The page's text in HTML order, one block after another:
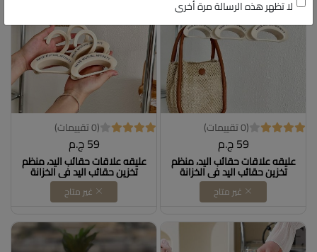
(0 تقييمات)
59 ج.م
عليقه علاقات حقائب اليد، منظم
تخزين حقائب اليد في الخزانة
غير متاح
(0 تقييمات)
59 ج.م
عليقه علاقات حقائب اليد، منظم
تخزين حقائب اليد في الخزانة
غير متاح
لا تظهر هذه الرسالة مرة أخرى